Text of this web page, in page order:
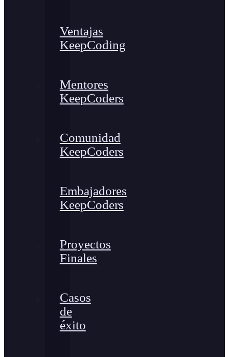
Ventajas
KeepCoding
Mentores
KeepCoders
Comunidad
KeepCoders
Embajadores
KeepCoders
Proyectos
Finales
Casos
de
éxito